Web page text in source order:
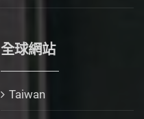
全球網站
Taiwan